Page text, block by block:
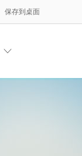
保存到桌面